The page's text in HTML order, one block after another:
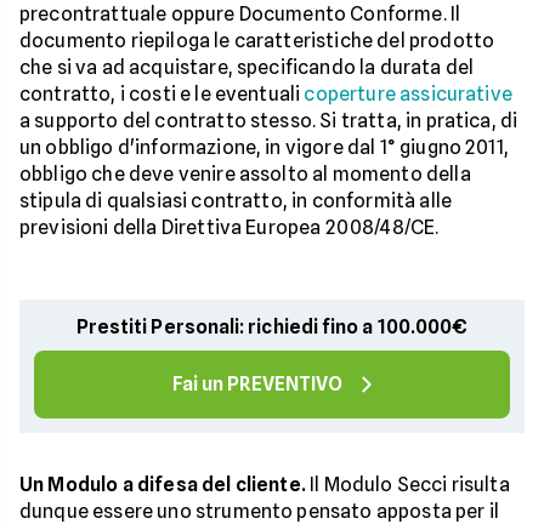
precontrattuale oppure Documento Conforme. Il
documento riepiloga le caratteristiche del prodotto
che si va ad acquistare, specificando la durata del
contratto, i costi e le eventuali coperture assicurative
a supporto del contratto stesso. Si tratta, in pratica, di
un obbligo d'informazione, in vigore dal 1° giugno 2011,
obbligo che deve venire assolto al momento della
stipula di qualsiasi contratto, in conformità alle
previsioni della Direttiva Europea 2008/48/CE.
Prestiti Personali: richiedi fino a 100.000€
Fai un PREVENTIVO
Un Modulo a difesa del cliente.Il Modulo Secci risulta
dunque essere uno strumento pensato apposta per il